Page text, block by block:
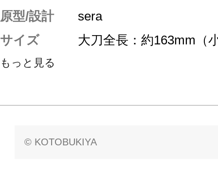
原型/設計
sera
サイズ
大刀全長：約163mm（
もっと見る
© KOTOBUKIYA